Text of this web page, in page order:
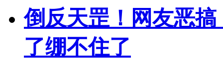
倒反天罡！网友恶
了绷不住了